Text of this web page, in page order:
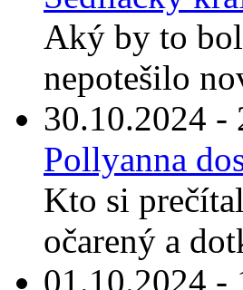
Aký by to
nepotešilo
30.10.2024 -
Pollyanna
Kto si
očarený a
01.10.2024 -